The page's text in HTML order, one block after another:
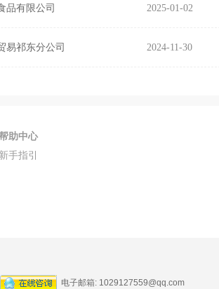
品有限公司 2025-01-02
易祁东分公司 2024-11-30
助中心
新手指引
电子邮箱: 1029127559@qq.com